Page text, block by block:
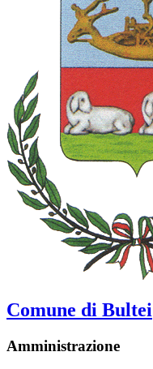
Comune di Bultei
Amministrazione